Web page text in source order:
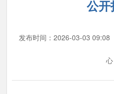
公开
发布时间：2026-03-03 09:08
心